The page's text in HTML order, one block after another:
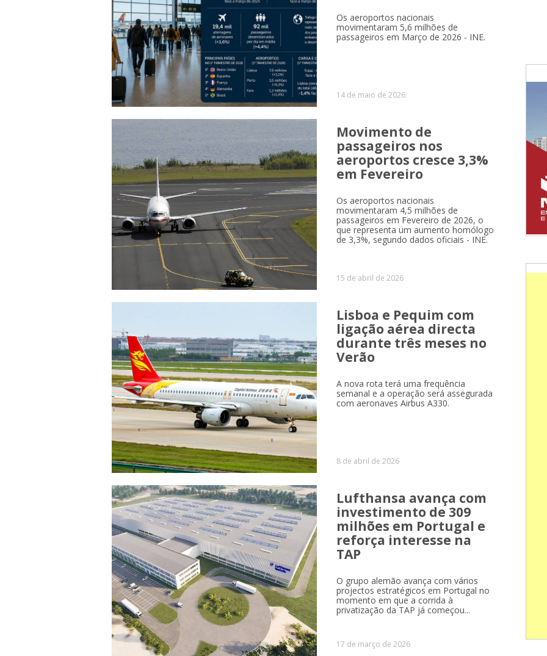
Os aeroportos nacionais
movimentaram 5,6 milhões de
passageiros em Março de 2026 - INE.
14 de maio de 2026
Movimento de
passageiros nos
aeroportos cresce 3,3%
em Fevereiro
Os aeroportos nacionais
movimentaram 4,5 milhões de
passageiros em Fevereiro de 2026, o
que representa um aumento homólogo
de 3,3%, segundo dados oficiais - INE.
15 de abril de 2026
Lisboa e Pequim com
ligação aérea directa
durante três meses no
Verão
A nova rota terá uma frequência
semanal e a operação será assegurada
com aeronaves Airbus A330.
8 de abril de 2026
Lufthansa avança com
investimento de 309
milhões em Portugal e
reforça interesse na
TAP
O grupo alemão avança com vários
projectos estratégicos em Portugal no
momento em que a corrida à
privatização da TAP já começou...
17 de março de 2026